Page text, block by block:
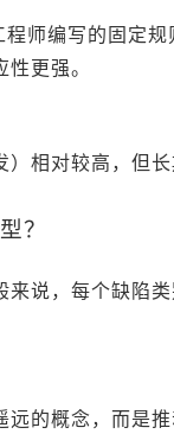
师编写的固定
更强。
相对较高，但
？
说，每个缺陷
的概念，而是